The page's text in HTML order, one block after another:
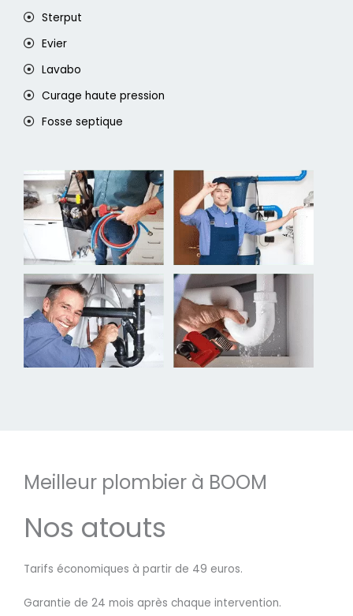
Sterput
Evier
Lavabo
Curage haute pression
Fosse septique
Meilleur plombier à BOOM
Nos atouts
Tarifs économiques à partir de 49 euros.
Garantie de 24 mois après chaque intervention.